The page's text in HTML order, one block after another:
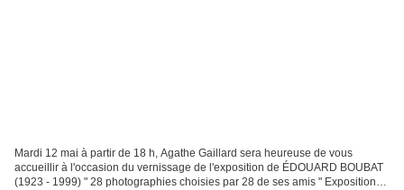
Mardi 12 mai à partir de 18 h, Agathe Gaillard sera heureuse de vous
accueillir à l'occasion du vernissage de l'exposition de ÉDOUARD BOUBAT
(1923 - 1999) " 28 photographies choisies par 28 de ses amis " Exposition